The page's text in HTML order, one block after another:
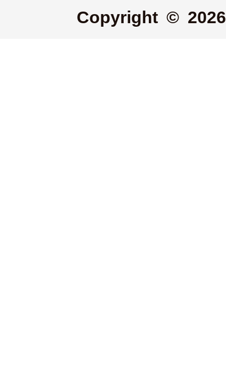
Copyright ©